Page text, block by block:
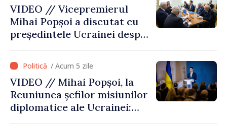
VIDEO // Vicepremierul
Mihai Popșoi a discutat cu
președintele Ucrainei despre
hidrologice din bazinul
râului Nistru și proiecte
comune în infrastructură și
energie
/ Acum 5 zile
VIDEO // Mihai Popșoi, la
Reuniunea șefilor misiunilor
diplomatice ale Ucrainei: